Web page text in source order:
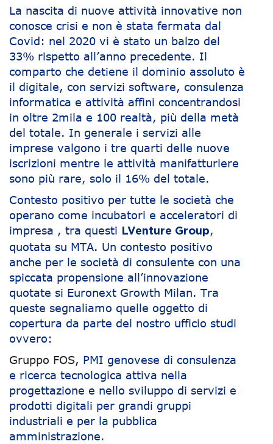
La nascita di nuove attività innovative non
conosce crisi e non è stata fermata dal
Covid: nel 2020 vi è stato un balzo del
33% rispetto all’anno precedente. Il
comparto che detiene il dominio assoluto è
il digitale, con servizi software, consulenza
informatica e attività affini concentrandosi
in oltre 2mila e 100 realtà, più della metà
del totale. In generale i servizi alle
imprese valgono i tre quarti delle nuove
iscrizioni mentre le attività manifatturiere
sono più rare, solo il 16% del totale.
Contesto positivo per tutte le società che
operano come incubatori e acceleratori di
impresa , tra questi
LVenture Group,
quotata su MTA. Un contesto positivo
anche per le società di consulente con una
spiccata propensione all’innovazione
quotate si Euronext Growth Milan. Tra
queste segnaliamo quelle oggetto di
copertura da parte del nostro ufficio studi
ovvero:
Gruppo FOS, PMI genovese di consulenza
e ricerca tecnologica attiva nella
progettazione e nello sviluppo di servizi e
prodotti digitali per grandi gruppi
industriali e per la pubblica
amministrazione.